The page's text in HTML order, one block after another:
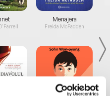
Menajera
Freida McFadden